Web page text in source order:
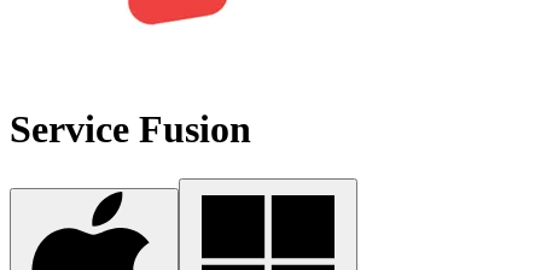
Service Fusion